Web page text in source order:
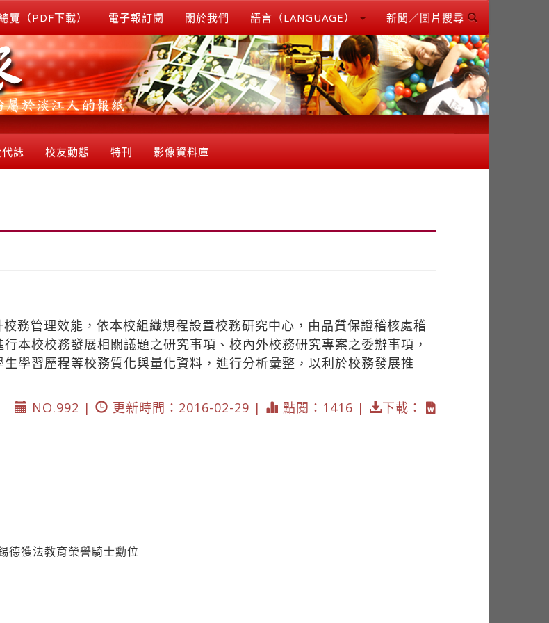
覽（PDF下載） 電子報訂閱 關於我們 語言（LANGUAGE） 新聞／圖片搜尋
誌 校友動態 特刊 影像資料庫
務管理效能，依本校組織規程設置校務研究中心，由品質保證稽核處稽
本校校務發展相關議題之研究事項、校內外校務研究專案之委辦事項，
學習歷程等校務質化與量化資料，進行分析彙整，以利於校務發展推
NO.992 |
更新時間：2016-02-29 | 點閱：1416 | 下載：
德獲法教育榮譽騎士勳位